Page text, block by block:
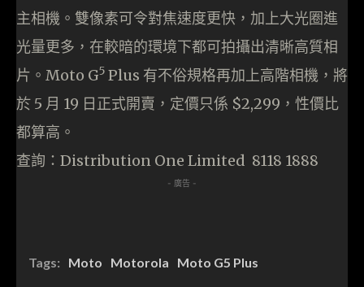
主相機。雙像素可令對焦速度更快，加上大光圈進
光量更多，在較暗的環境下都可拍攝出清晰高質相
片。Moto G5 Plus 有不俗規格再加上高階相機，將
於 5 月 19 日正式開賣，定價只係 $2,299，性價比
都算高。
查詢：Distribution One Limited 8118 1888
- 廣告 -
Tags: Moto Motorola Moto G5 Plus